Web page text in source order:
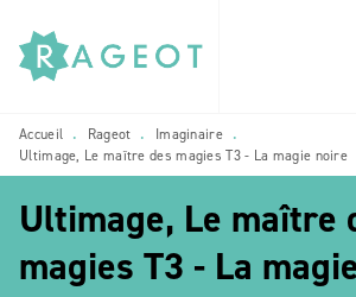
MENU RECHERCHE
PIED DE PAGE
Accueil • Rageot • Imaginaire •
Ultimage, Le maître des magies T3 - La magie noire
Ultimage, Le maître
magies T3 - La